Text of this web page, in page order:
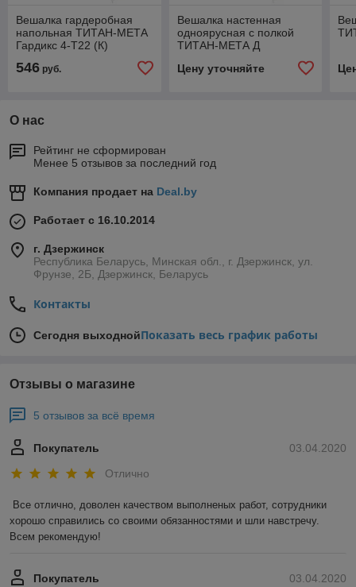
Вешалка гардеробная
напольная ТИТАН-МЕТА
Гардикс 4-Т22 (К)
546 руб.
Вешалка настенная
одноярусная с полкой
ТИТАН-МЕТА Д
Цену уточняйте
О нас
Рейтинг не сформирован
Менее 5 отзывов за последний год
Компания продает на Deal.by
Работает с 16.10.2014
г. Дзержинск
Республика Беларусь, Минская обл., г. Дзержинск, ул.
Фрунзе, 2Б, Дзержинск, Беларусь
Контакты
Сегодня выходнойПоказать весь график работы
Отзывы о магазине
5 отзывов за всё время
03.04.2020
Покупатель
Отлично
Все отлично, доволен качеством выполненых работ, сотрудники
хорошо справились со своими обязанностями и шли навстречу.
Всем рекомендую!
03.04.2020
Покупатель